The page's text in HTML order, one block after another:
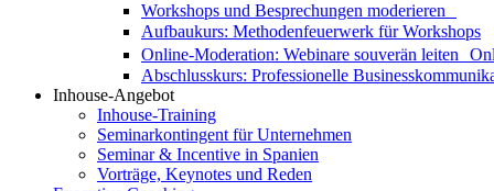
Workshops und Besprechungen moderieren
Aufbaukurs: Methodenfeuerwerk für Workshops
Online-Moderation: Webinare souverän leiten
Abschlusskurs: Professionelle
Inhouse-Angebot
Inhouse-Training
Seminarkontingent für Unternehmen
Seminar & Incentive in Spanien
Vorträge, Keynotes und Reden